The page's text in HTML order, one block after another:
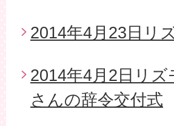
2014年4月23日リ
2014年4月2日リ
さんの辞令交付式